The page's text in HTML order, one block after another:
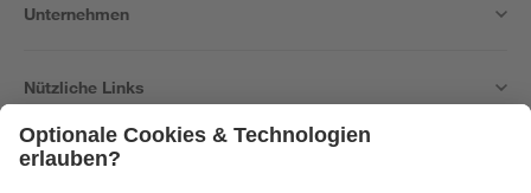
Unternehmen
Nützliche Links